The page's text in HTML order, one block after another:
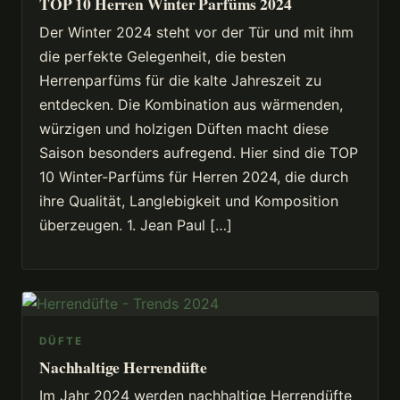
Der Winter 2024 steht vor der Tür und mit ihm
die perfekte Gelegenheit, die besten
Herrenparfüms für die kalte Jahreszeit zu
entdecken. Die Kombination aus wärmenden,
würzigen und holzigen Düften macht diese
Saison besonders aufregend. Hier sind die TOP
10 Winter-Parfüms für Herren 2024, die durch
ihre Qualität, Langlebigkeit und Komposition
überzeugen. 1. Jean Paul […]
DÜFTE
Nachhaltige Herrendüfte
Im Jahr 2024 werden nachhaltige Herrendüfte